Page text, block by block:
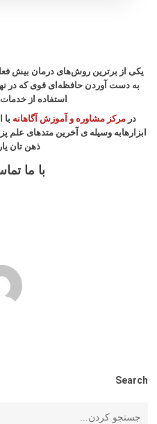
یکی از برترین روش‌های درمان بیش
به دست آوردن حافظه‌ای قوی که در
استفاده از
درمرکز مشاوره و آموزش آگاهانه
ابزارهابه وسیله ی آخرین متدهای
ذهن تان
با ما
Search